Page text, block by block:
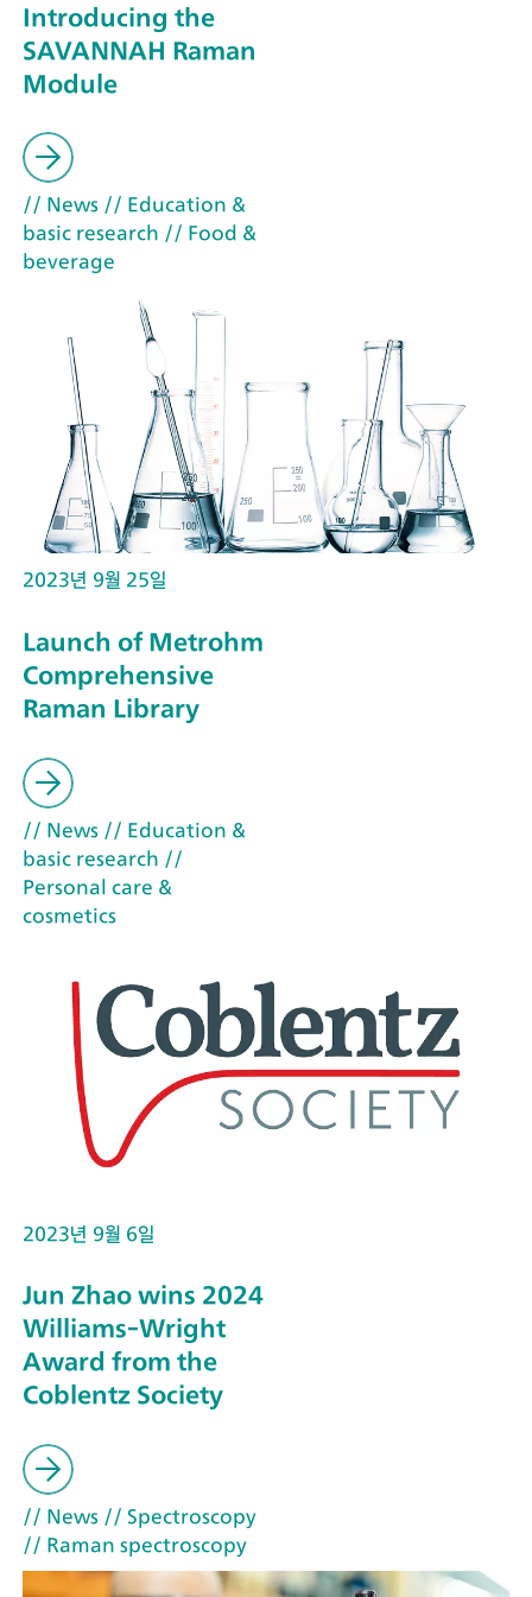
Introducing the
SAVANNAH Raman
Module
// News // Education &
basic research // Food &
beverage
2023년 9월 25일
Launch of Metrohm
Comprehensive
Raman Library
// News // Education &
basic research //
Personal care &
cosmetics
2023년 9월 6일
Jun Zhao wins 2024
Williams-Wright
Award from the
Coblentz Society
// News // Spectroscopy
// Raman spectroscopy